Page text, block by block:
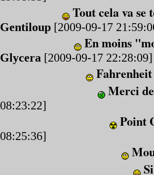
Tout cela va se
Gentiloup[2009-09-17
En moins
Glycera [2009-09-17 22:28:09]
Fahrenheit
Merci
08:23:22]
Point
08:25:36]